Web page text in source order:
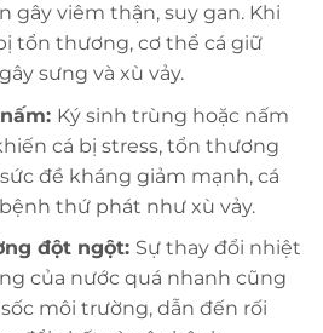
gây viêm thận, suy gan. Khi
tổn thương, cơ thể cá giữ
sưng và xù vảy.
Ký sinh trùng hoặc nấm
cá bị stress, tổn thương
đề kháng giảm mạnh, cá
thứ phát như xù vảy.
đột ngột: Sự thay đổi nhiệt
của nước quá nhanh cũng
môi trường, dẫn đến rối